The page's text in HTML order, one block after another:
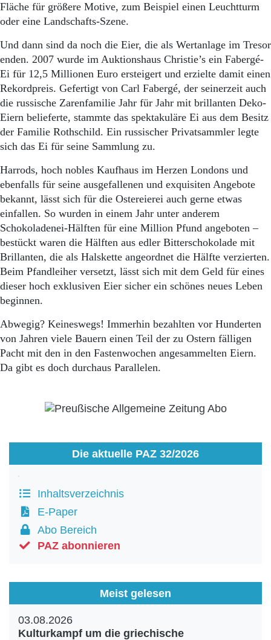
Fläche für größere Motive, zum Beispiel einen Leuchtturm
oder eine Landschafts-Szene.
Und dann sind da noch die Eier, die als Wertanlage im Tresor
enden. 2007 wurde im Auktionshaus Christie’s ein Fabergé-
Ei für 12,5 Millionen Euro ersteigert und erzielte damit einen
Rekordpreis. Gefertigt von Carl Fabergé, der seinerzeit auch
die russische Zarenfamilie Jahr für Jahr mit brillanten Deko-
Eiern belieferte, stammte das spektakuläre Ei aus dem Besitz
der Familie Rothschild. Ein russischer Privatsammler legte
sich das Ei für seine Sammlung zu.
Harrods, hoch nobles Kaufhaus im Herzen Londons und
ebenfalls für seine ausgefallenen und ex­quisiten Angebote
bekannt, lässt sich für die Ostereierei auch gerne etwas
einfallen. So wurden in einem Jahr unter anderem
Schokoladenei-Hälften für eine Million Pfund angeboten –
be­stückt waren die Hälften aus edler Bitterschokolade mit
Brillanten, die als Halskette angeordnet die Hälfte verzierten.
Beim Pfandleiher versetzt, lässt sich mit dem Geld für eines
dieser hoch exklusiven Eier sicher ein schönes neues Leben
beginnen.
Abwegig? Keineswegs! Immerhin bezahlten vor Hunderten
von Jahren viele Bauern einen Teil der zu Ostern fälligen
Pacht mit den in den Fastenwochen angesammelten Eiern.
Da gibt es doch durchaus Parallelen.
Die aktuelle PAZ 32/2026
Inhaltsverzeichnis
E-Paper
Abo Bereich
PAZ abonnieren
Meist gelesen
03.08.2026
Kulturkampf um die griechische